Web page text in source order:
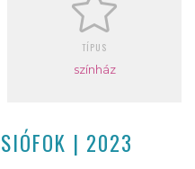
TÍPUS
színház
| 2023